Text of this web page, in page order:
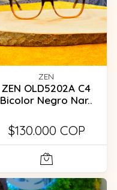
ZEN
ZEN OLD5202A C4
Bicolor Negro Nar..
$130.000 COP